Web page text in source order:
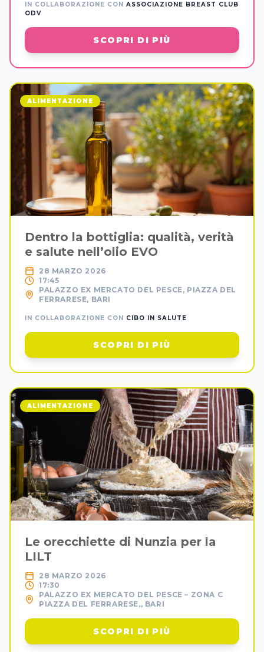
IN COLLABORAZIONE CON ASSOCIAZIONE BREAST CLUB
ODV
SCOPRI DI PIÙ
ALIMENTAZIONE
Dentro la bottiglia: qualità, verità
e salute nell’olio EVO
28 MARZO 2026
17:45
PALAZZO EX MERCATO DEL PESCE, PIAZZA DEL
FERRARESE, BARI
IN COLLABORAZIONE CON CIBO IN SALUTE
SCOPRI DI PIÙ
ALIMENTAZIONE
Le orecchiette di Nunzia per la
LILT
28 MARZO 2026
17:30
PALAZZO EX MERCATO DEL PESCE – ZONA C
PIAZZA DEL FERRARESE,, BARI
SCOPRI DI PIÙ